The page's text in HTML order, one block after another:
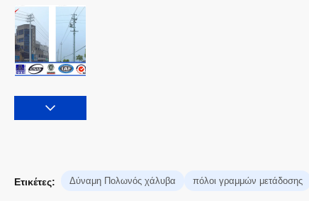
Ετικέτες: Δύναμη Πολωνός χάλυβα πόλοι γραμμών μετάδοσης